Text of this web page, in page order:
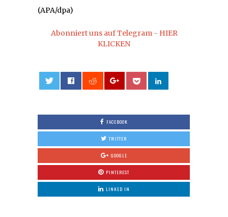
(APA/dpa)
Abonniert uns auf Telegram - HIER
KLICKEN
FACEBOOK
TWITTER
GOOGLE
PINTEREST
LINKED IN